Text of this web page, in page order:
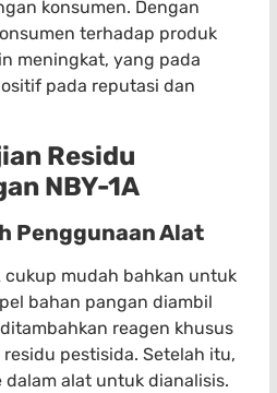
konsumen. Dengan
terhadap produk
meningkat, yang pada
pada reputasi dan
Residu
NBY-1A
Penggunaan Alat
cukup mudah bahkan untuk
bahan pangan diambil
reagen khusus
pestisida. Setelah itu,
dalam alat untuk dianalisis.